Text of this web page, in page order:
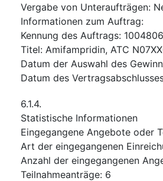
Vergabe von Unteraufträgen:
Informationen zum Auftrag:
Kennung des Auftrags: 1004806
Titel: Amifampridin, ATC
Datum der Auswahl des
Datum des
6.1.4.
Statistische Informationen
Eingegangene Angebote oder
Art der eingegangenen
Anzahl der eingegangenen
Teilnahmeanträge: 6